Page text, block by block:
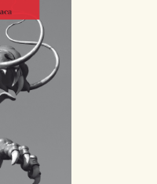
COOKIES